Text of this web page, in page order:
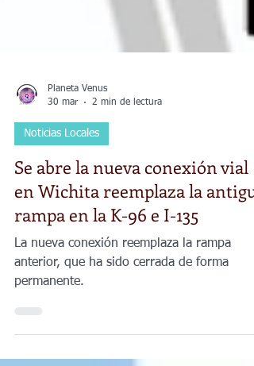
Planeta Venus
30 mar
2 min de lectura
Noticias Locales
Se abre la nueva conexión vial
en Wichita reemplaza la antigua
rampa en la K-96 e I-135
La nueva conexión reemplaza la rampa